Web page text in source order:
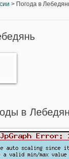
> Погода в
в